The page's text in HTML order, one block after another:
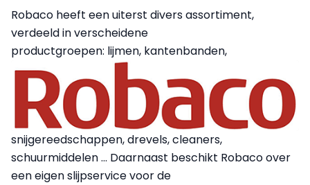
Robaco heeft een uiterst divers assortiment,
verdeeld in verscheidene
productgroepen: lijmen, kantenbanden,
snijgereedschappen, drevels, cleaners,
schuurmiddelen … Daarnaast beschikt Robaco over
een eigen slijpservice voor de